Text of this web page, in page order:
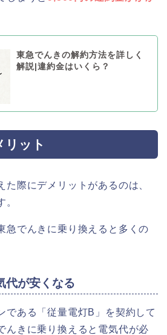
東急でんきの解約方法を詳しく
解説|違約金はいくら？
リット
た際にデメリットがあるのは、
。
急でんきに乗り換えると多くの
代が安くなる
である「従量電灯B」を契約して
んきに乗り換えると電気代が必